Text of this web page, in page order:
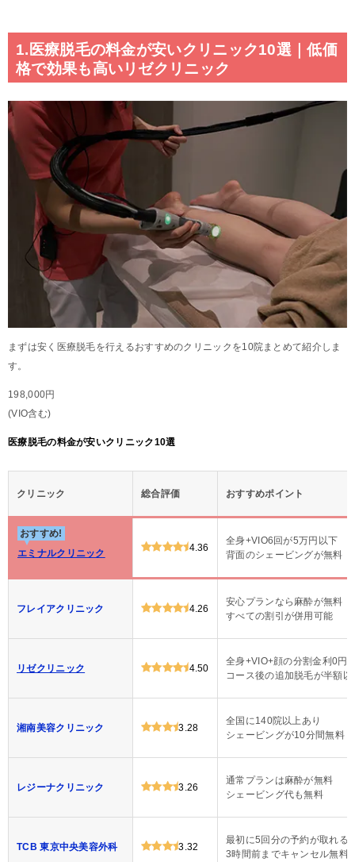
1.医療脱毛の料金が安いクリニック10選｜低価
格で効果も高いリゼクリニック
まずは安く医療脱毛を行えるおすすめのクリニックを10院まとめて紹介しま
す。
198,000円
(VIO含む)
医療脱毛の料金が安いクリニック10選
クリニック 総合評価 おすすめポイント
おすすめ!
エミナルクリニック
4.36
全身+VIO6回が5万円以下
背面のシェービングが無料
フレイアクリニック 4.26
安心プランなら麻酔が無料
すべての割引が併用可能
リゼクリニック 4.50
全身+VIO+顔の分割金利0円
コース後の追加脱毛が半額以
湘南美容クリニック 3.28
全国に140院以上あり
シェービングが10分間無料
レジーナクリニック 3.26
通常プランは麻酔が無料
シェービング代も無料
TCB 東京中央美容外科 3.32
最初に5回分の予約が取れる
3時間前までキャンセル無料